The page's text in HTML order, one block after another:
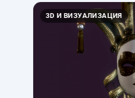
3D И ВИЗУАЛИЗАЦИЯ